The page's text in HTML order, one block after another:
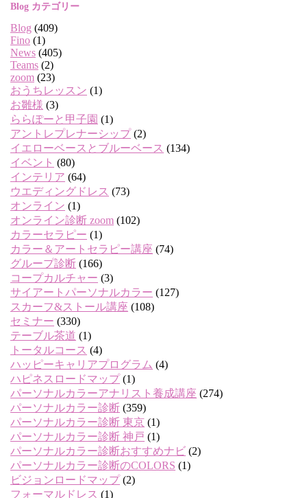
Blog カテゴリー
Blog (409)
Fino (1)
News (405)
Teams (2)
zoom (23)
おうちレッスン (1)
お雛様 (3)
ららぽーと甲子園 (1)
アントレプレナーシップ(2)
イエローベースとブルーベース (134)
イベント (80)
インテリア (64)
ウエディングドレス (73)
オンライン (1)
オンライン診断 zoom (102)
カラーセラピー (1)
カラー＆アートセラピー講座 (74)
グループ診断 (166)
コープカルチャー (3)
サイアートパーソナルカラー (127)
スカーフ&ストール講座 (108)
セミナー (330)
テーブル茶道 (1)
トータルコース (4)
ハッピーキャリアプログラム (4)
ハピネスロードマップ(1)
パーソナルカラーアナリスト養成講座 (274)
パーソナルカラー診断 (359)
パーソナルカラー診断 東京 (1)
パーソナルカラー診断 神戸 (1)
パーソナルカラー診断おすすめナビ (2)
パーソナルカラー診断のCOLORS (1)
ビジョンロードマップ(2)
フォーマルドレス (1)